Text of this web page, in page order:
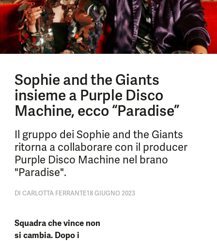
Sophie and the Giants
insieme a Purple Disco
Machine, ecco “Paradise”
Il gruppo dei Sophie and the Giants
ritorna a collaborare con il producer
Purple Disco Machine nel brano
"Paradise".
DI CARLOTTA FERRANTE18 GIUGNO 2023
Squadra che vince non
si cambia. Dopo i